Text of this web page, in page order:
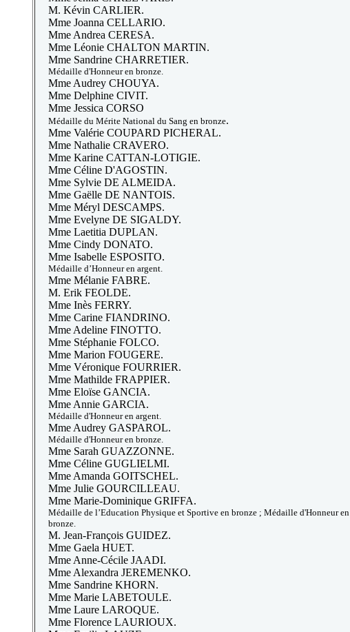
M. Kévin CARLIER.
Mme Joanna CELLARIO.
Mme Andrea CERESA.
Mme Léonie CHALTON MARTIN.
Mme Sandrine CHARRETIER.
Médaille d'Honneur en bronze.
Mme Audrey CHOUYA.
Mme Delphine CIVIT.
Mme Jessica CORSO
Médaille du Mérite National du Sang en bronze.
Mme Valérie COUPARD PICHERAL.
Mme Nathalie CRAVERO.
Mme Karine CATTAN-LOTIGIE.
Mme Céline D'AGOSTIN.
Mme Sylvie DE ALMEIDA.
Mme Gaëlle DE NANTOIS.
Mme Méryl DESCAMPS.
Mme Evelyne DE SIGALDY.
Mme Laetitia DUPLAN.
Mme Cindy DONATO.
Mme Isabelle ESPOSITO.
Médaille d’Honneur en argent.
Mme Mélanie FABRE.
M. Erik FEOLDE.
Mme Inès FERRY.
Mme Carine FIANDRINO.
Mme Adeline FINOTTO.
Mme Stéphanie FOLCO.
Mme Marion FOUGERE.
Mme Véronique FOURRIER.
Mme Mathilde FRAPPIER.
Mme Eloïse GANCIA.
Mme Annie GARCIA.
Médaille d'Honneur en argent.
Mme Audrey GASPAROL.
Médaille d'Honneur en bronze.
Mme Sarah GUAZZONNE.
Mme Céline GUGLIELMI.
Mme Amanda GOITSCHEL.
Mme Julie GOURCILLEAU.
Mme Marie-Dominique GRIFFA.
Médaille de l’Education Physique et Sportive en bronze ; Médaille d'Honneur en
bronze.
M. Jean-François GUIDEZ.
Mme Gaela HUET.
Mme Anne-Cécile JAADI.
Mme Alexandra JEREMENKO.
Mme Sandrine KHORN.
Mme Marie LABETOULE.
Mme Laure LAROQUE.
Mme Florence LAURIOUX.